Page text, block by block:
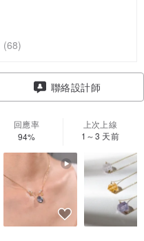
(68)
聯絡設計師
回應率
94%
上次上線
1～3 天前